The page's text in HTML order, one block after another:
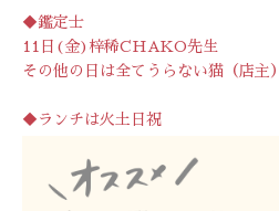
◆鑑定士
11日(金)梓稀CHAKO先生
その他の日は全てうらない猫（店主）
◆ランチは火土日祝